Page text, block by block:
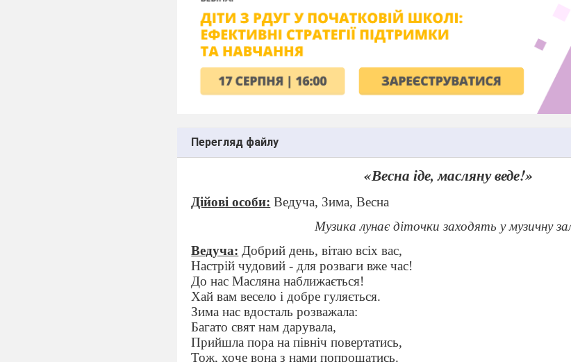
Перегляд файлу
«Весна іде, масляну веде!»
Дійові особи: Ведуча, Зима, Весна
Музика лунає діточки заходять у музичну
Ведуча: Добрий день, вітаю всіх вас,
Настрій чудовий - для розваги вже час!
До нас Масляна наближається!
Хай вам весело і добре гуляється.
Зима нас вдосталь розважала:
Багато свят нам дарувала,
Прийшла пора на північ повертатись,
Тож, хоче вона з нами попрощатись.